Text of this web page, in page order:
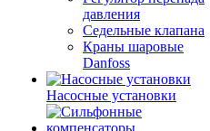
давления
Седельные клапана
Краны шаровые
Danfoss
Насосные установки